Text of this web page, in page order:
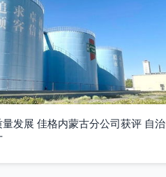
发展 佳格内蒙古分公司获评 自治